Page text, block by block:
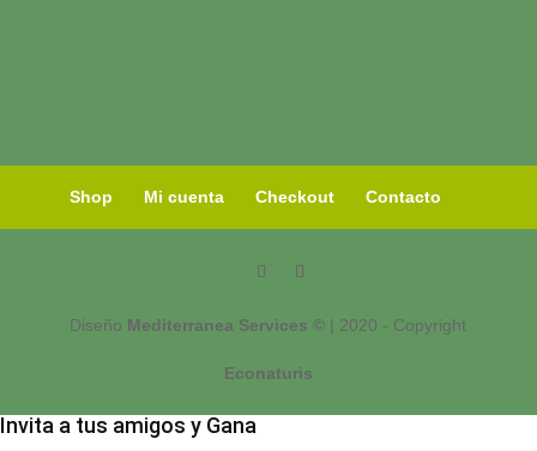
Shop Mi cuenta Checkout Contacto
Diseño Mediterranea Services © | 2020 - Copyright
Econaturis
Invita a tus amigos y Gana